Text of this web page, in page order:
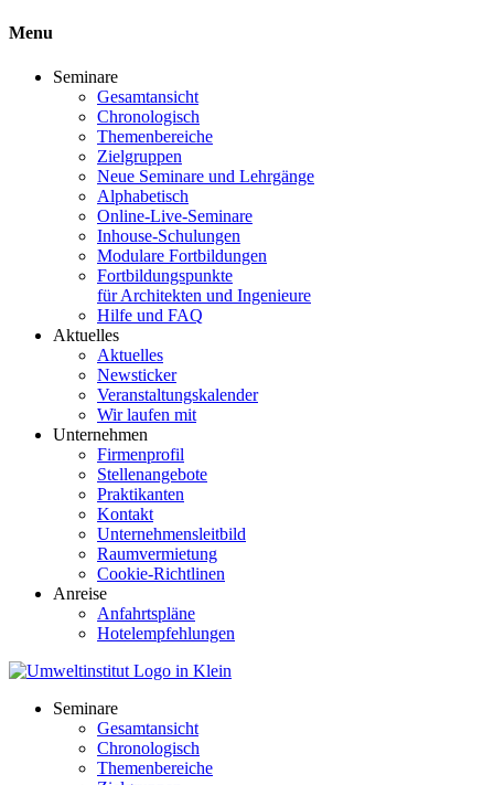
Menu
Seminare
Gesamtansicht
Chronologisch
Themenbereiche
Zielgruppen
Neue Seminare und Lehrgänge
Alphabetisch
Online-Live-Seminare
Inhouse-Schulungen
Modulare Fortbildungen
Fortbildungspunkte
für Architekten und Ingenieure
Hilfe und FAQ
Aktuelles
Aktuelles
Newsticker
Veranstaltungskalender
Wir laufen mit
Unternehmen
Firmenprofil
Stellenangebote
Praktikanten
Kontakt
Unternehmensleitbild
Raumvermietung
Cookie-Richtlinen
Anreise
Anfahrtspläne
Hotelempfehlungen
Seminare
Gesamtansicht
Chronologisch
Themenbereiche